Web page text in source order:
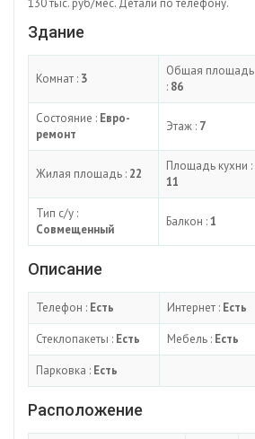
Здание
Комнат : 3
Общая площадь
: 86
Состояние : Евро-
ремонт
Этаж : 7
Жилая площадь : 22
Площадь кухни :
11
Тип с/у :
Совмещенный
Балкон :1
Описание
Телефон : Есть Интернет : Есть
Стеклопакеты : Есть Мебель : Есть
Парковка : Есть
Расположение